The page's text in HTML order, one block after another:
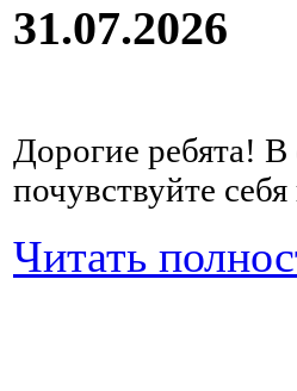
31.07.2026
Дорогие ребята! В
почувствуйте
Читать